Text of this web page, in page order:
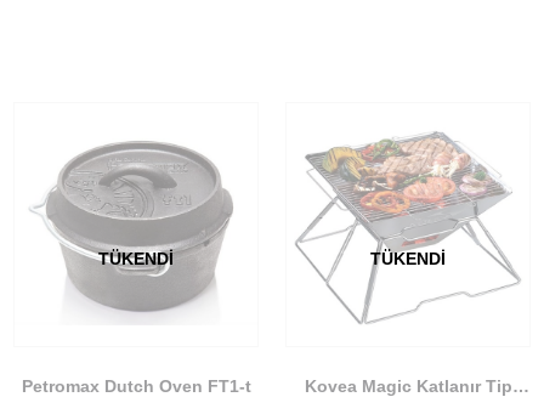
TÜKENDI
Petromax Dutch Oven FT1-t
TÜKENDI
Kovea Magic Katlanır Tip